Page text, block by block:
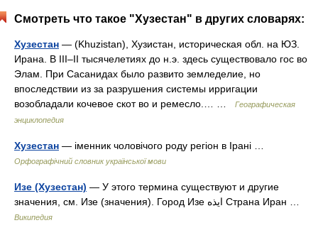
Смотреть что такое "Хузестан" в других словарях:
Хузестан — (Khuzistan), Хузистан, историческая обл. на ЮЗ.
Ирана. В III–II тысячелетиях до н.э. здесь существовало гос во
Элам. При Сасанидах было развито земледелие, но
впоследствии из за разрушения системы ирригации
возобладали кочевое скот во и ремесло.… …
Географическая
энциклопедия
Хузестан — іменник чоловічого роду регіон в Ірані …
Орфографічний словник української мови
Изе (Хузестан) — У этого термина существуют и другие
значения, см. Изе (значения). Город Изе ایذه Страна Иран …
Википедия